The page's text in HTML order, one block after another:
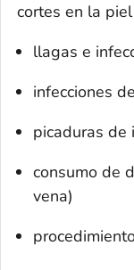
cortes en la
llagas e
infecciones
picaduras de
consumo de
vena)